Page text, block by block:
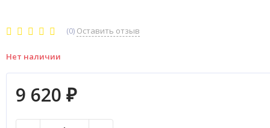
(0) Оставить отзыв
Нет наличии
9 620 ₽